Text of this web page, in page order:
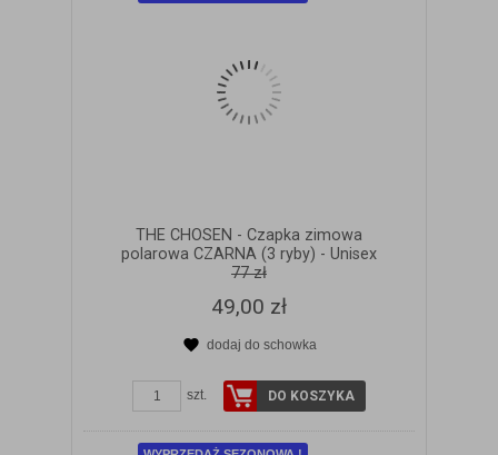
THE CHOSEN - Czapka zimowa
polarowa CZARNA (3 ryby) - Unisex
77 zł
49,00 zł
dodaj do schowka
szt. DO KOSZYKA